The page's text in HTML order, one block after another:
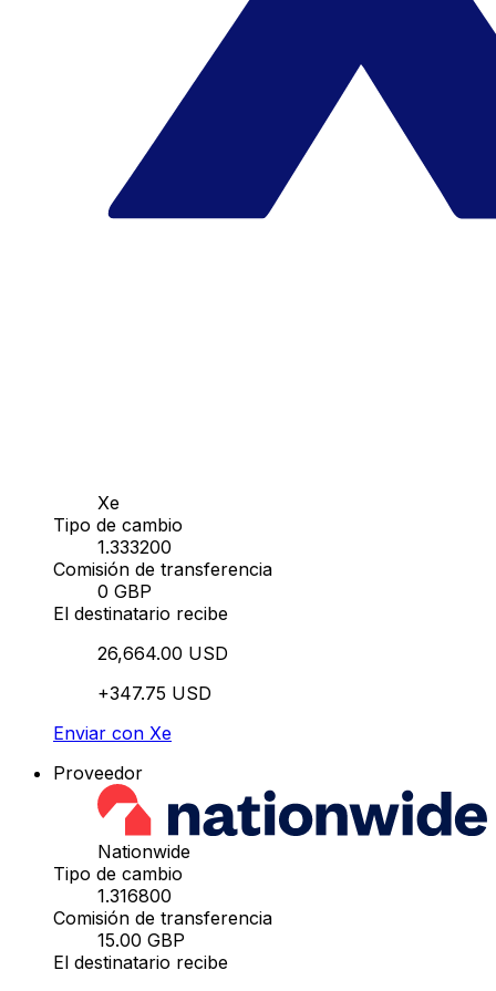
Xe
Tipo de cambio
1.333200
Comisión de transferencia
0 GBP
El destinatario recibe
26,664.00 USD
+347.75 USD
Enviar con Xe
Proveedor
Nationwide
Tipo de cambio
1.316800
Comisión de transferencia
15.00 GBP
El destinatario recibe